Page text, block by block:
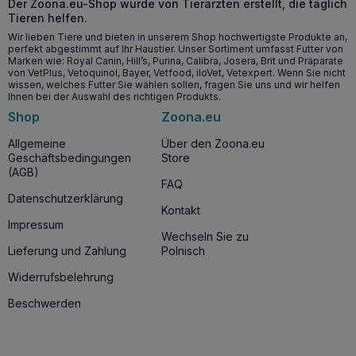
Der Zoona.eu-Shop wurde von Tierärzten erstellt, die täglich
Tieren helfen.
Wir lieben Tiere und bieten in unserem Shop hochwertigste Produkte an,
perfekt abgestimmt auf Ihr Haustier. Unser Sortiment umfasst Futter von
Marken wie: Royal Canin, Hill’s, Purina, Calibra, Josera, Brit und Präparate
von VetPlus, Vetoquinol, Bayer, Vetfood, iloVet, Vetexpert. Wenn Sie nicht
wissen, welches Futter Sie wählen sollen, fragen Sie uns und wir helfen
Ihnen bei der Auswahl des richtigen Produkts.
Shop
Allgemeine
Geschäftsbedingungen
(AGB)
Datenschutzerklärung
Impressum
Lieferung und Zahlung
Widerrufsbelehrung
Beschwerden
Zoona.eu
Über den Zoona.eu
Store
FAQ
Kontakt
Wechseln Sie zu
Polnisch